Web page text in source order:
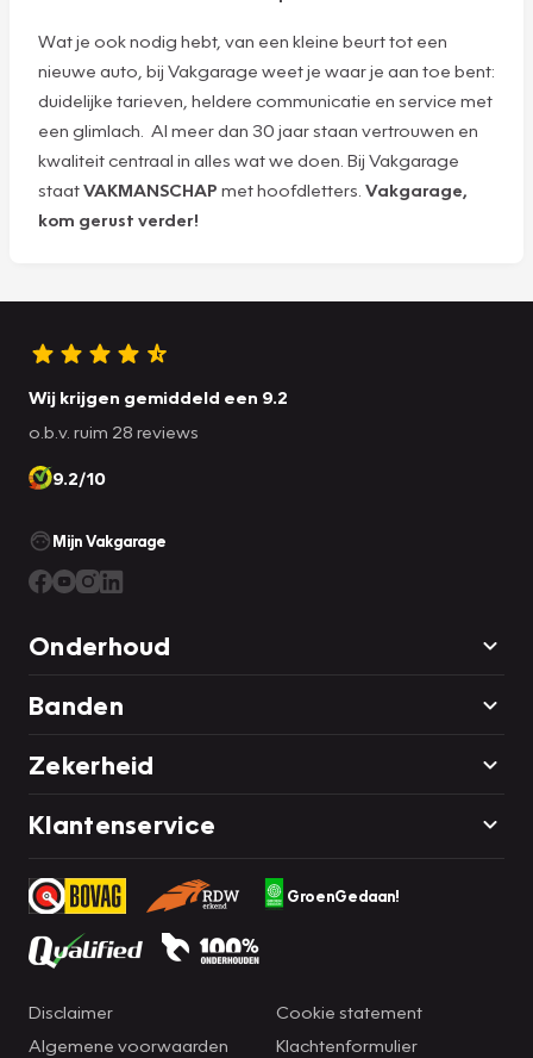
Wat je ook nodig hebt, van een kleine beurt tot een
nieuwe auto, bij Vakgarage weet je waar je aan toe bent:
duidelijke tarieven, heldere communicatie en service met
een glimlach. Al meer dan 30 jaar staan vertrouwen en
kwaliteit centraal in alles wat we doen. Bij Vakgarage
staatVAKMANSCHAP met hoofdletters. Vakgarage,
kom gerust verder!
Wij krijgen gemiddeld een 9.2
o.b.v. ruim 28 reviews
9.2/10
Mijn Vakgarage
Onderhoud
Banden
Zekerheid
Klantenservice
GroenGedaan!
Disclaimer
Algemene voorwaarden
Cookie statement
Klachtenformulier